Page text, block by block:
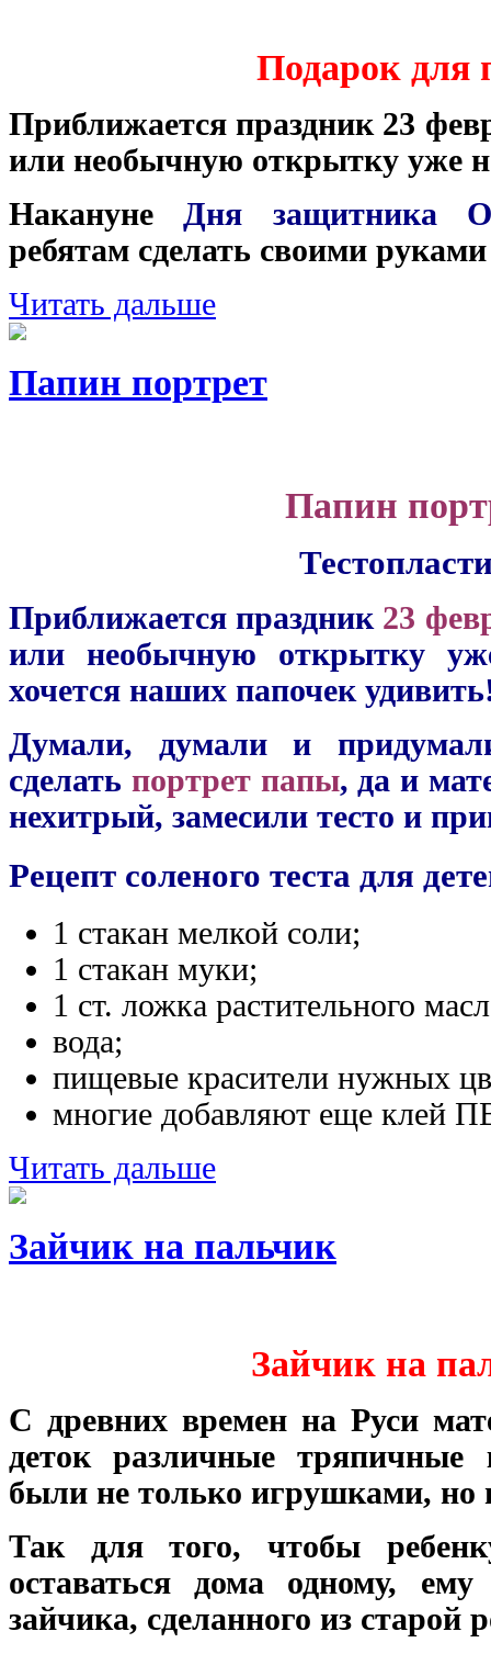
Подарок для
Приближается праздник 23
или необычную открытку уже
НаканунеДня защитника
ребятам сделать своими
Читать дальше
Папин портрет
Папин
Приближается праздник 23
или необычную открытку
хочется наших папочек
Думали, думали и
сделать портрет папы, да и
нехитрый, замесили тесто и
Рецепт соленого теста для
1 стакан мелкой соли;
1 стакан муки;
1 ст. ложка растительного
вода;
пищевые красители нужных
многие добавляют еще клей
Читать дальше
Зайчик на пальчик
Зайчик на
С древних времен на Руси
деток различные
были не только игрушками, но
Так для того, чтобы
оставаться дома одному,
зайчика, сделанного из старой